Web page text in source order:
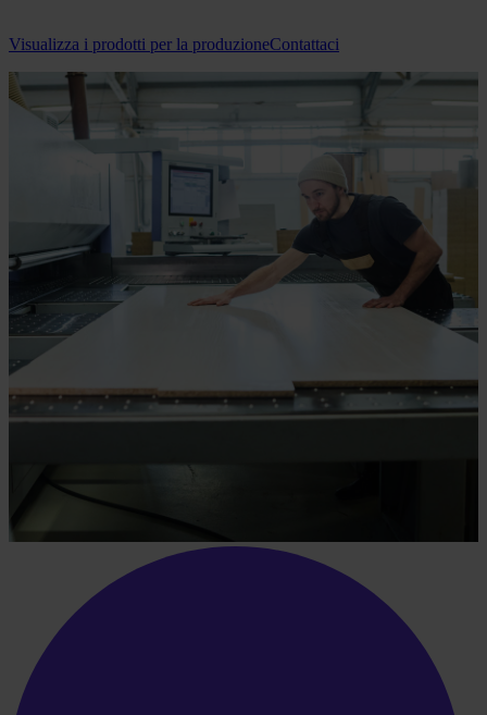
Visualizza i prodotti per la produzioneContattaci